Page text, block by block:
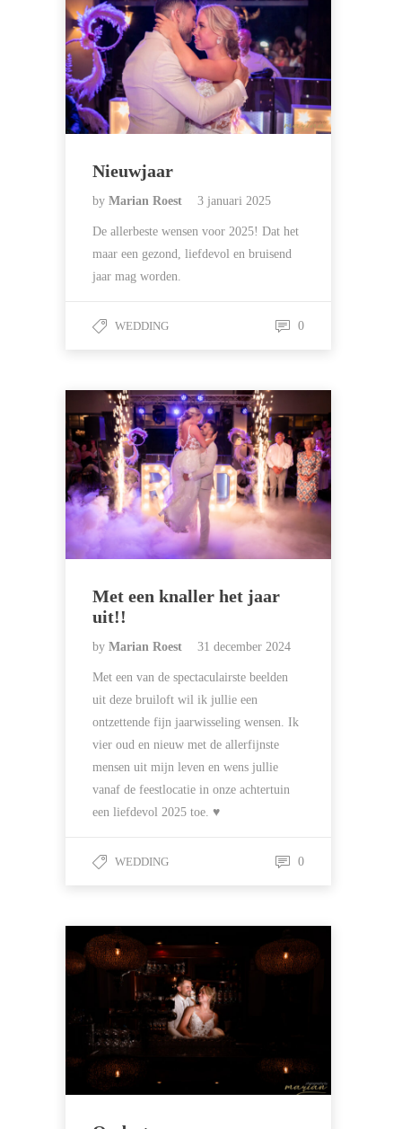
Nieuwjaar
by Marian Roest 3 januari 2025
De allerbeste wensen voor 2025! Dat het
maar een gezond, liefdevol en bruisend
jaar mag worden.
WEDDING 0
Met een knaller het jaar
uit!!
by Marian Roest 31 december 2024
Met een van de spectaculairste beelden
uit deze bruiloft wil ik jullie een
ontzettende fijn jaarwisseling wensen. Ik
vier oud en nieuw met de allerfijnste
mensen uit mijn leven en wens jullie
vanaf de feestlocatie in onze achtertuin
een liefdevol 2025 toe. ♥
WEDDING 0